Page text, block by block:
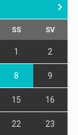
SS SV
1 2
8 9
15 16
22 23